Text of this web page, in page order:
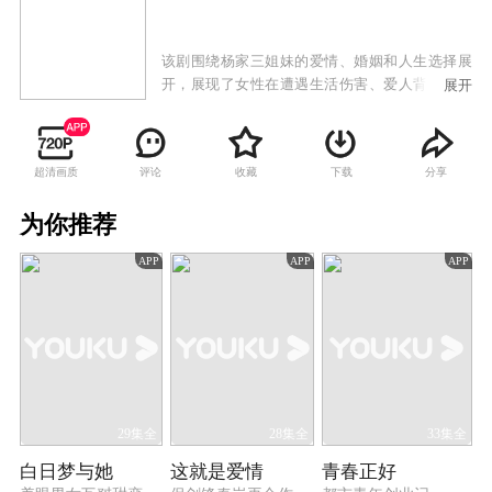
该剧围绕杨家三姐妹的爱情、婚姻和人生选择展
开，展现了女性在遭遇生活伤害、爱人背叛等挫
出自我人生的过程。
展开
超清画质 评论 收藏 下载 分享
为你推荐
APP
29集全
白日梦与她
APP
28集全
这就是爱情
APP
33集全
青春正好